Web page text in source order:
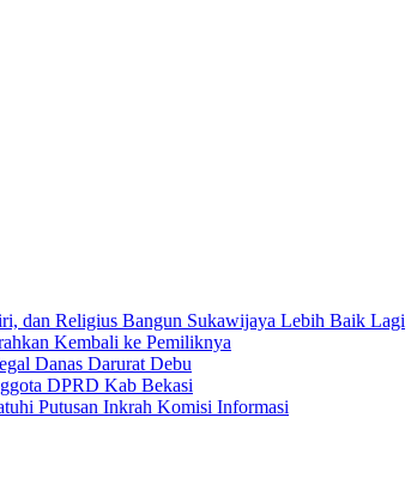
dan Religius Bangun Sukawijaya Lebih Baik Lagi
Kembali ke Pemiliknya
Danas Darurat Debu
DPRD Kab Bekasi
Putusan Inkrah Komisi Informasi